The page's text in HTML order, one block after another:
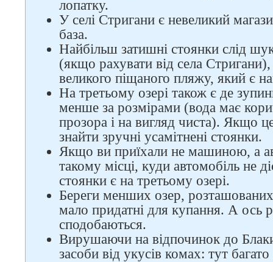
лопатку.
У селі Стригани є невеликий
база.
Найбільш затишні стоянки слід
(якщо рахувати від села
великого піщаного пляжу, який є
На третьому озері також є де
менше за розмірами (вода має
прозора і на вигляд чиста). Якщо
знайти зручні усамітнені стоянки.
Якщо ви приїхали не машиною, а
такому місці, куди автомобіль не
стоянки є на третьому озері.
Береги менших озер,
мало придатні для купання. А ось
сподобаються.
Вирушаючи на відпочинок до
засоби від укусів комах: тут
Слідкуйте за нами в
соцмережах